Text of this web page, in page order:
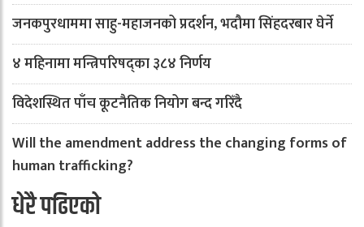
जनकपुरधाममा साहु-महाजनको प्रदर्शन, भदौमा सिंहदरबार घेर्ने
४ महिनामा मन्त्रिपरिषद्का ३८४ निर्णय
विदेशस्थित पाँच कूटनैतिक नियोग बन्द गरिँदै
Will the amendment address the changing forms of
human trafficking?
धेरै पढिएको